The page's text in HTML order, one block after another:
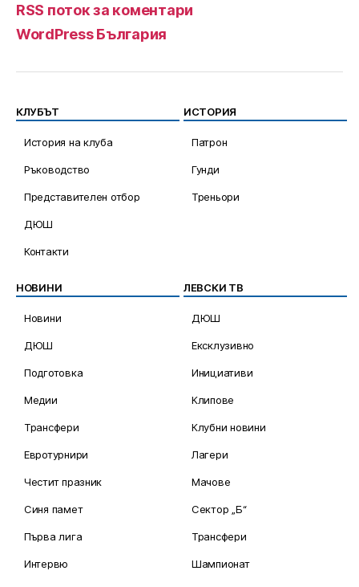
RSS поток за коментари
WordPress България
КЛУБЪТ
История на клуба
Ръководство
Представителен отбор
ДЮШ
Контакти
ИСТОРИЯ
Патрон
Гунди
Треньори
НОВИНИ
Новини
ДЮШ
Подготовка
Медии
Трансфери
Евротурнири
Честит празник
Синя памет
Първа лига
Интервю
ЛЕВСКИ ТВ
ДЮШ
Ексклузивно
Инициативи
Клипове
Клубни новини
Лагери
Мачове
Сектор „Б“
Трансфери
Шампионат